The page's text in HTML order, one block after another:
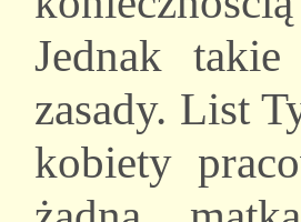
Jednak
zasady. List
kobiety